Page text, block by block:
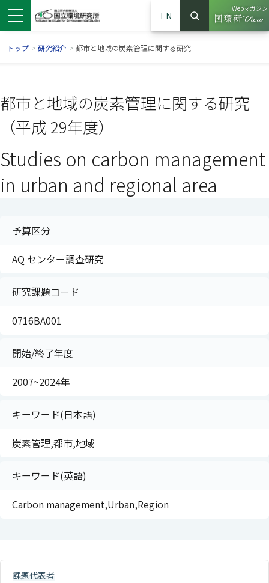
EN
サイト内検索
検索
Webマガジン
（別ウイ
トップ > 研究紹介 > 都市と地域の炭素管理に関する研究
都市と地域の炭素管理に関する研究
（平成 29年度）
Studies on carbon management
in urban and regional area
予算区分
AQ センター調査研究
研究課題コード
0716BA001
開始/終了年度
2007~2024年
キーワード(日本語)
炭素管理,都市,地域
キーワード(英語)
Carbon management,Urban,Region
課題代表者